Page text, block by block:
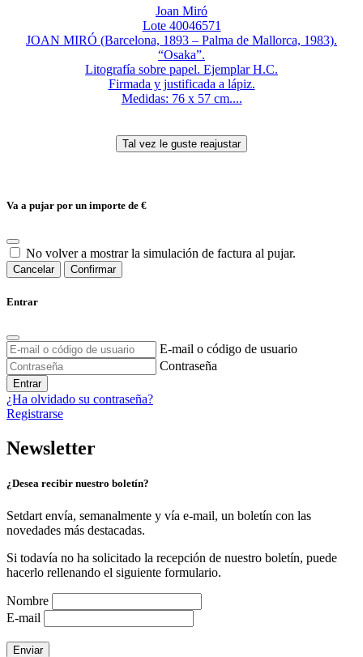
Joan Miró
Lote 40046571
JOAN MIRÓ (Barcelona, 1893 – Palma de Mallorca, 1983).
“Osaka”.
Litografía sobre papel. Ejemplar H.C.
Firmada y justificada a lápiz.
Medidas: 76 x 57 cm....
Va a pujar por un importe de €
No volver a mostrar la simulación de factura al pujar.
Cancelar Confirmar
Entrar
E-mail o código de usuario
Contraseña
Entrar
¿Ha olvidado su contraseña?
Registrarse
Newsletter
¿Desea recibir nuestro boletín?
Setdart envía, semanalmente y vía e-mail, un boletín con las
novedades más destacadas.
Si todavía no ha solicitado la recepción de nuestro boletín, puede
hacerlo rellenando el siguiente formulario.
Nombre
E-mail